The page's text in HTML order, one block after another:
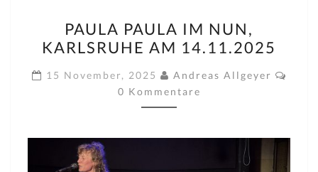
PAULA
IM
NUN,
KARLSRUHE
AM
PAULA PAULA IM NUN,
KARLSRUHE AM 14.11.2025
15 November, 2025 Andreas Allgeyer
0 Kommentare